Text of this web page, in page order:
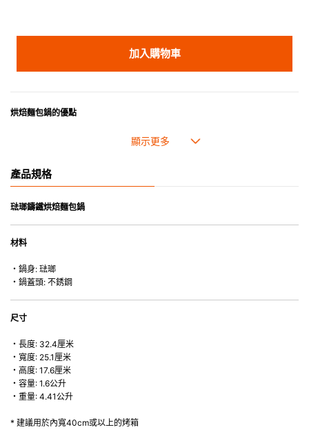
加入購物車
烘焙麵包鍋的優點
• 由我們優質的鑄鐵製成，具傳熱性均勻和超卓的存熱功能。
• 超卓的存熱功能。
• 節省能源。
• 琺瑯抗酸鹼，不會殘留氣味，安全衛生。
產品規格
琺瑯鑄鐵烘焙麵包鍋
材料
・鍋身: 琺瑯
・鍋蓋頭: 不銹鋼
尺寸
・長度: 32.4厘米
・寬度: 25.1厘米
・高度: 17.6厘米
・容量: 1.6公升
・重量: 4.41公升
* 建議用於內寬40cm或以上的烤箱